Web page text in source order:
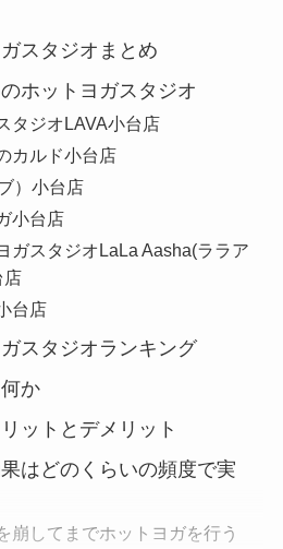
スタジオまとめ
ホットヨガスタジオ
タジオLAVA小台店
カルド小台店
）小台店
小台店
ガスタジオLaLa Aasha(ララア
店
台店
スタジオランキング
か
ットとデメリット
はどのくらいの頻度で実
崩してまでホットヨガを行う